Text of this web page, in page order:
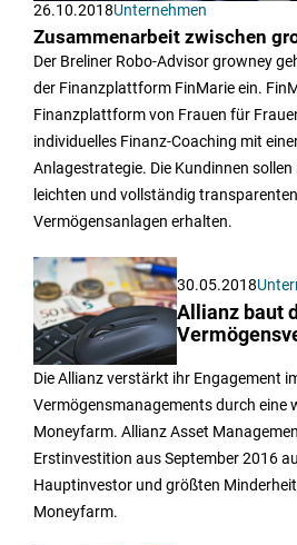
26.10.2018Unternehmen
Zusammenarbeit zwischen
Der Breliner Robo-Advisor growney
der Finanzplattform FinMarie ein.
Finanzplattform von Frauen für
individuelles Finanz-Coaching mit
Anlagestrategie. Die Kundinnen sollen
leichten und vollständig
Vermögensanlagen erhalten.
30.05.2018
Allianz baut
Die Allianz verstärkt ihr Engagement
Vermögensmanagements durch eine
Moneyfarm. Allianz Asset
Erstinvestition aus September 2016
Hauptinvestor und größten
Moneyfarm.